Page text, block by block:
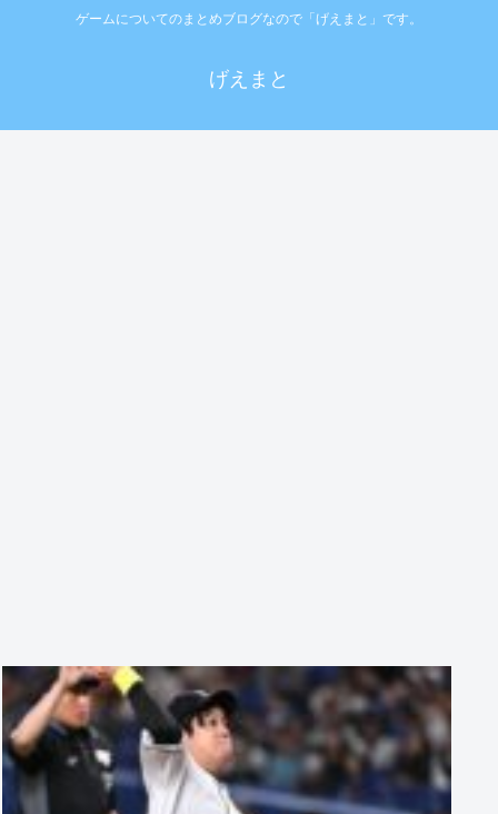
ゲームについてのまとめブログなので「げえまと」です。
げえまと